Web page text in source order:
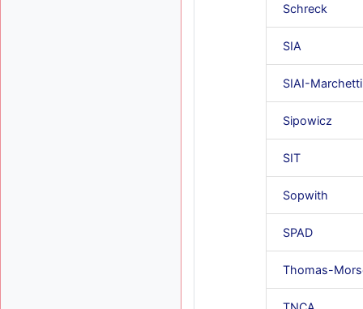
Schreck
SIA
SIAI-Marchetti
Sipowicz
SIT
Sopwith
SPAD
Thomas-